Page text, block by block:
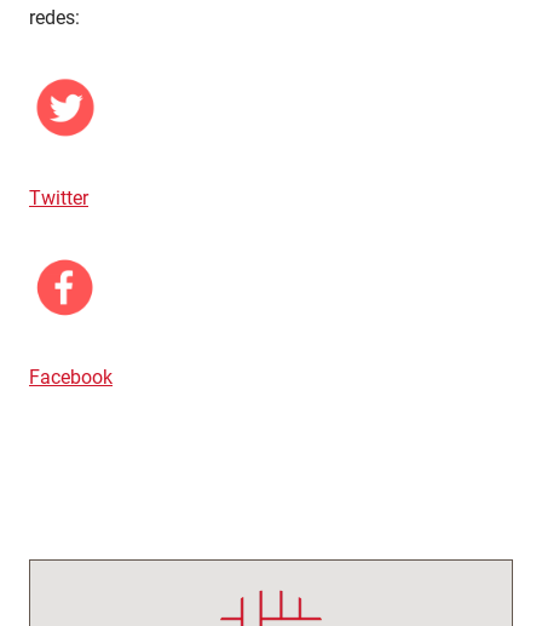
redes:
Twitter
Facebook